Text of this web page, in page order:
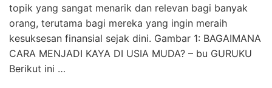
topik yang sangat menarik dan relevan bagi banyak
orang, terutama bagi mereka yang ingin meraih
kesuksesan finansial sejak dini. Gambar 1: BAGAIMANA
CARA MENJADI KAYA DI USIA MUDA? – bu GURUKU
Berikut ini …